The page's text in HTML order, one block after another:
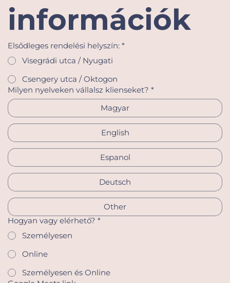
információk
Elsődleges rendelési helyszín: *
Visegrádi utca / Nyugati
Csengery utca / Oktogon
Milyen nyelveken vállalsz klienseket? *
Magyar
English
Espanol
Deutsch
Other
Hogyan vagy elérhető? *
Személyesen
Online
Személyesen és Online